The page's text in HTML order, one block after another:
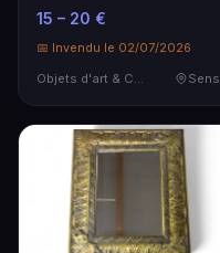
15 – 20 €
📅 Invendu le 02/07/2026
Objets d'art & Curiosités
Sens